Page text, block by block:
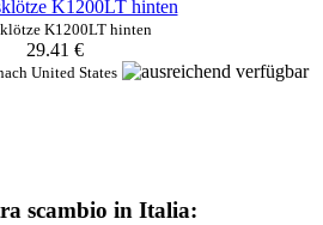
K1200LT hinten
29.41 €
United States
scambio in Italia: